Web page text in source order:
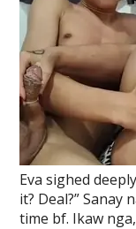
Eva sighed
it? Deal?”
time bf. Ikaw